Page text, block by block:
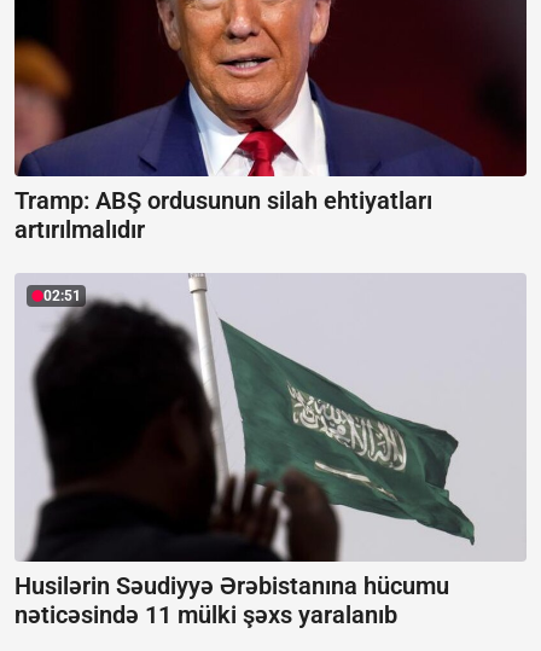
Tramp: ABŞ ordusunun silah ehtiyatları
artırılmalıdır
02:51
Husilərin Səudiyyə Ərəbistanına hücumu
nəticəsində 11 mülki şəxs yaralanıb